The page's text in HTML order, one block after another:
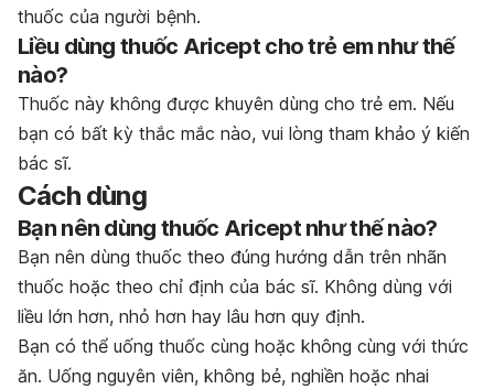
thuốc của người bệnh.
Liều dùng thuốc Aricept cho trẻ em như thế
nào?
Thuốc này không được khuyên dùng cho trẻ em. Nếu
bạn có bất kỳ thắc mắc nào, vui lòng tham khảo ý kiến
bác sĩ.
Cách dùng
Bạn nên dùng thuốc Aricept như thế nào?
Bạn nên dùng thuốc theo đúng hướng dẫn trên nhãn
thuốc hoặc theo chỉ định của bác sĩ. Không dùng với
liều lớn hơn, nhỏ hơn hay lâu hơn quy định.
Bạn có thể uống thuốc cùng hoặc không cùng với thức
ăn. Uống nguyên viên, không bẻ, nghiền hoặc nhai